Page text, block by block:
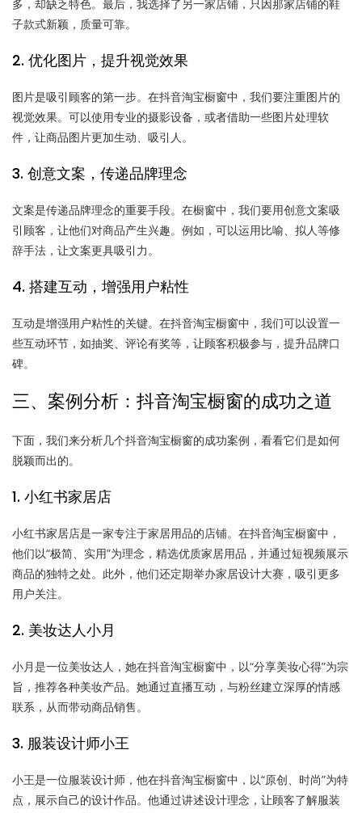
多，却缺乏特色。最后，我选择了另一家店铺，只因那家店铺的鞋
子款式新颖，质量可靠。
2. 优化图片，提升视觉效果
图片是吸引顾客的第一步。在抖音淘宝橱窗中，我们要注重图片的
视觉效果。可以使用专业的摄影设备，或者借助一些图片处理软
件，让商品图片更加生动、吸引人。
3. 创意文案，传递品牌理念
文案是传递品牌理念的重要手段。在橱窗中，我们要用创意文案吸
引顾客，让他们对商品产生兴趣。例如，可以运用比喻、拟人等修
辞手法，让文案更具吸引力。
4. 搭建互动，增强用户粘性
互动是增强用户粘性的关键。在抖音淘宝橱窗中，我们可以设置一
些互动环节，如抽奖、评论有奖等，让顾客积极参与，提升品牌口
碑。
三、案例分析：抖音淘宝橱窗的成功之道
下面，我们来分析几个抖音淘宝橱窗的成功案例，看看它们是如何
脱颖而出的。
1. 小红书家居店
小红书家居店是一家专注于家居用品的店铺。在抖音淘宝橱窗中，
他们以“极简、实用”为理念，精选优质家居用品，并通过短视频展示
商品的独特之处。此外，他们还定期举办家居设计大赛，吸引更多
用户关注。
2. 美妆达人小月
小月是一位美妆达人，她在抖音淘宝橱窗中，以“分享美妆心得”为宗
旨，推荐各种美妆产品。她通过直播互动，与粉丝建立深厚的情感
联系，从而带动商品销售。
3. 服装设计师小王
小王是一位服装设计师，他在抖音淘宝橱窗中，以“原创、时尚”为特
点，展示自己的设计作品。他通过讲述设计理念，让顾客了解服装